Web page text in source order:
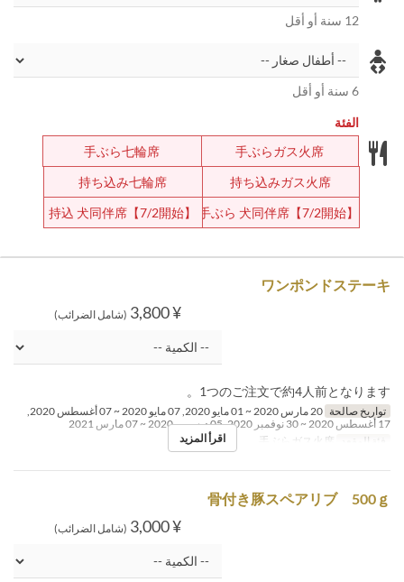
12 سنة أو أقل
6 سنة أو أقل
الفئة
手ぶらガス火席
手ぶら七輪席
持ち込みガス火席
持ち込み七輪席
【7/2開始】手ぶら 犬同伴席
【7/2開始】持込 犬同伴席
ワンポンドステーキ
¥ 3,800 (شامل الضرائب)
1つのご注文で約4人前となります。
تواريخ صالحة
20 مارس 2020 ~ 01 مايو 2020, 07 مايو 2020 ~ 07 أغسطس 2020,
17 أغسطس 2020 ~ 30 نوفمبر 2020, 05 ديسمبر 2020 ~ 07 مارس 2021
فئة المقعد
اقرأ المزيد
骨付き豚スペアリブ 500ｇ
¥ 3,000 (شامل الضرائب)